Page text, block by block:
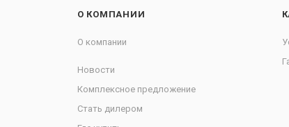
О КОМПАНИИ
О компании
Новости
Комплексное предложение
Стать дилером